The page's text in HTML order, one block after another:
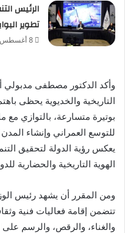
الرئيس
تطوير
8 أغسطس، 2026
وأكد الدكتور مصطفى مدبولي
التاريخية والخديوية يحظى
بوتيرة متسارعة، بالتوازي
للتوسع العمراني وإنشاء المدن
يعكس رؤية الدولة لتحقيق
الهوية التاريخية والحضارية
ومن المقرر أن يشهد رئيس
تتضمن إقامة فعاليات فنية
والغناء، والرقص، والرسم